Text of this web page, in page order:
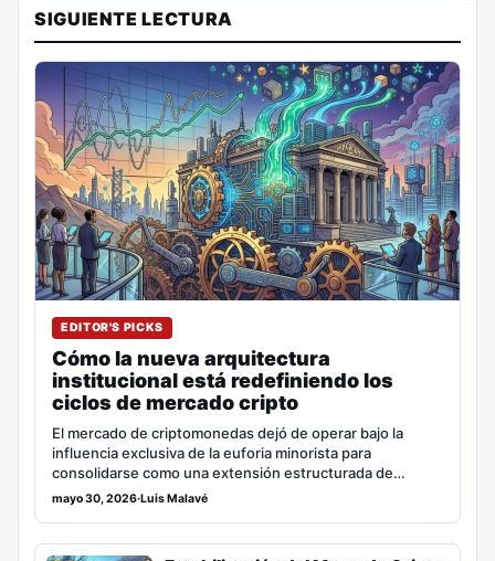
SIGUIENTE LECTURA
EDITOR'S PICKS
Cómo la nueva arquitectura
institucional está redefiniendo los
ciclos de mercado cripto
El mercado de criptomonedas dejó de operar bajo la
influencia exclusiva de la euforia minorista para
consolidarse como una extensión estructurada de…
mayo 30, 2026·Luis Malavé